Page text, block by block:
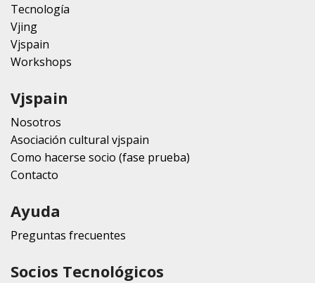
Tecnología
Vjing
Vjspain
Workshops
Vjspain
Nosotros
Asociación cultural vjspain
Como hacerse socio (fase prueba)
Contacto
Ayuda
Preguntas frecuentes
Socios Tecnológicos